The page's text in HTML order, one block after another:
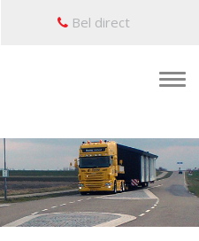
Bel direct
T
g
e
n
v